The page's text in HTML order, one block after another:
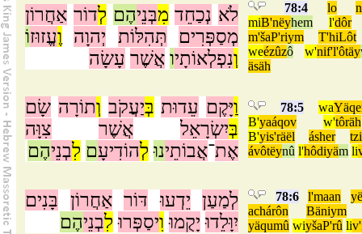
לֹא נְכַחֵד מִבְּנֵיהֶם לְדוֹר אַחֲרוֹן
מְסַפְּרִים
תְּהִלּוֹת יְהוָה וֶעֱזוּזוֹ
וְנִפְלְאוֹתָיו אֲשֶׁר עָשָׂה
78:4 lo
miB'nëyhem l'dôr
m'šaP'riym
T'hiLôt
weézûzô w'nif'l'ôtäy
äsäh
וַיָּקֶם עֵדוּת בְּיַעֲקֹב וְתוֹרָה שָׂם
בְּיִשְׂרָאֵל אֲשֶׁר
צִוָּה
אֶת־אֲבוֹתֵינוּ לְהוֹדִיעָם לִבְנֵיהֶם
78:5 wa
B'yaáqov w'tôräh
B'yis'räël ásher
ávôtëynû l'hôdiyäm li
לְמַעַן יֵדְעוּ דּוֹר אַחֲרוֹן
בָּנִים
יִוָּלֵדוּ יָקֻמוּ וִיסַפְּרוּ לִבְנֵיהֶם
78:6 l'maan
achárôn
Bäniym
yäqumû wiyšaP'rû li